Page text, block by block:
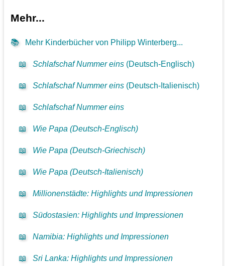
Mehr...
📚 Mehr Kinderbücher von Philipp Winterberg...
📖 Schlafschaf Nummer eins (Deutsch-Englisch)
📖 Schlafschaf Nummer eins (Deutsch-Italienisch)
📖 Schlafschaf Nummer eins
📖 Wie Papa (Deutsch-Englisch)
📖 Wie Papa (Deutsch-Griechisch)
📖 Wie Papa (Deutsch-Italienisch)
📖 Millionenstädte: Highlights und Impressionen
📖 Südostasien: Highlights und Impressionen
📖 Namibia: Highlights und Impressionen
📖 Sri Lanka: Highlights und Impressionen